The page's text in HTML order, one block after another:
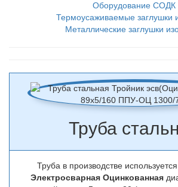
Оборудование СОДК
Термоусаживаемые заглушки
Металлические заглушки
Труба
Труба в производстве
Электросварная Оцинкованная